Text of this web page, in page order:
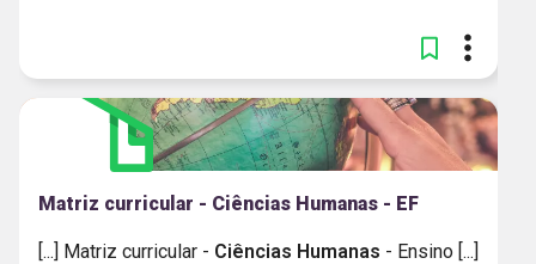
Matriz curricular - Ciências Humanas - EF
[...] Matriz curricular - Ciências Humanas - Ensino [...]